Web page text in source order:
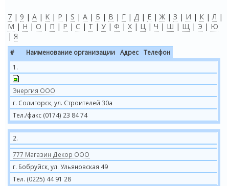
7 | 9 | A | K | P | S | А | Б | В | Г | Д | Е | Ж | З | И | К |Л |
М | Н | О | П | Р | С | Т | У | Ф | Х | Ц | Ч | Ш | Щ | Э | Ю
| Я
# Наименование организации Адрес
Телефон
1.
Энергия ООО
г. Солигорск, ул. Строителей 30а
Тел./факс (0174) 23 84 74
2.
777 Магазин Декор ООО
г. Бобруйск, ул. Ульяновская 49
Тел. (0225) 44 91 28